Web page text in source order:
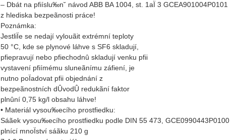
– Dbát na pfiíslu‰n˘ návod ABB BA 1004, st. 1aÏ 3 GCEA901004P0101
z hlediska bezpeãnosti práce!
Poznámka:
JestliÏe se nedají vylouãit extrémní teploty
50 °C, kde se plynové láhve s SF6 skladují,
pfiepravují nebo pfiechodnû skladují venku pfii
vystavení pfiímému sluneãnímu záfiení, je
nutno poÏadovat pfii objednání z
bezpeãnostních dÛvodÛ redukãní faktor
plnûní 0,75 kg/l obsahu láhve!
• Materiál vysou‰ecího prostfiedku:
Sáãek vysou‰ecího prostfiedku podle DIN 55 473, GCE0990443P0100
plnící mnoÏství sáãku 210 g